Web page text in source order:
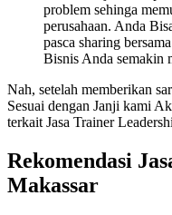
problem sehinga
perusahaan. Anda
pasca sharing
Bisnis Anda semakin
Nah, setelah memberikan
Sesuai dengan Janji kami
terkait Jasa Trainer
Rekomendasi
Makassar